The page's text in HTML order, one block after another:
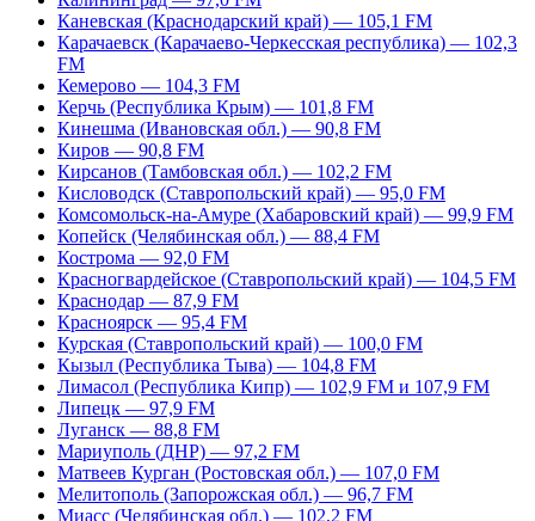
Каневская (Краснодарский край) — 105,1 FM
Карачаевск (Карачаево-Черкесская республика) — 102,3
FM
Кемерово — 104,3 FM
Керчь (Республика Крым) — 101,8 FM
Кинешма (Ивановская обл.) — 90,8 FM
Киров — 90,8 FM
Кирсанов (Тамбовская обл.) — 102,2 FM
Кисловодск (Ставропольский край) — 95,0 FM
Комсомольск-на-Амуре (Хабаровский край) — 99,9 FM
Копейск (Челябинская обл.) — 88,4 FM
Кострома — 92,0 FM
Красногвардейское (Ставропольский край) — 104,5 FM
Краснодар — 87,9 FM
Красноярск — 95,4 FM
Курская (Ставропольский край) — 100,0 FM
Кызыл (Республика Тыва) — 104,8 FM
Лимасол (Республика Кипр) — 102,9 FM и 107,9 FM
Липецк — 97,9 FM
Луганск — 88,8 FM
Мариуполь (ДНР) — 97,2 FM
Матвеев Курган (Ростовская обл.) — 107,0 FM
Мелитополь (Запорожская обл.) — 96,7 FM
Миасс (Челябинская обл.) — 102,2 FM